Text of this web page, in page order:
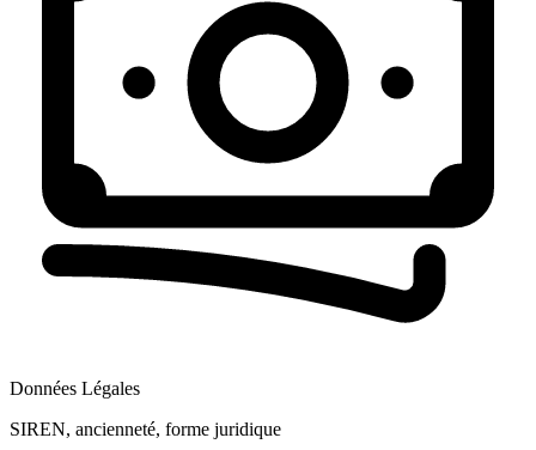
Données Légales
SIREN, ancienneté, forme juridique